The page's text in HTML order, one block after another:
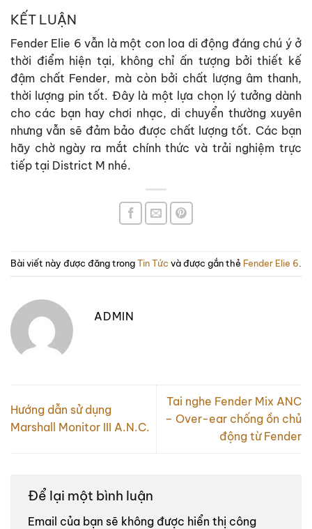
KẾT LUẬN
Fender Elie 6 vẫn là một con loa di động đáng chú ý ở
thời điểm hiện tại, không chỉ ấn tượng bởi thiết kế
đậm chất Fender, mà còn bởi chất lượng âm thanh,
thời lượng pin tốt. Đây là một lựa chọn lý tưởng dành
cho các bạn hay chơi nhạc, di chuyển thường xuyên
nhưng vẫn sẽ đảm bảo được chất lượng tốt. Các bạn
hãy chờ ngày ra mắt chính thức và trải nghiệm trực
tiếp tại District M nhé.
Bài viết này được đăng trongTin Tức và được gắn thẻ Fender Elie 6
ADMIN
Hướng dẫn sử dụng
Marshall Monitor III A.N.C.
Tai nghe Fender Mix ANC
– Over-ear chống ồn chủ
động từ Fender
Để lại một bình luận
Email của bạn sẽ không được hiển thị công